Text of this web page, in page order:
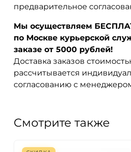
предварительное
Мы осуществляем
по Москве курьерской
заказе от 5000 рублей!
Доставка заказов
рассчитывается
согласованию с
Смотрите также